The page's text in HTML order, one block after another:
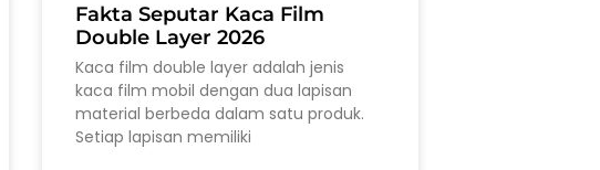
Fakta Seputar Kaca Film
Double Layer 2026
Kaca film double layer adalah jenis
kaca film mobil dengan dua lapisan
material berbeda dalam satu produk.
Setiap lapisan memiliki